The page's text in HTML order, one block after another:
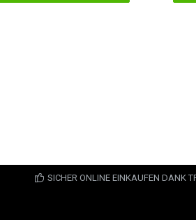
SICHER ONLINE EINKAUFEN DANK